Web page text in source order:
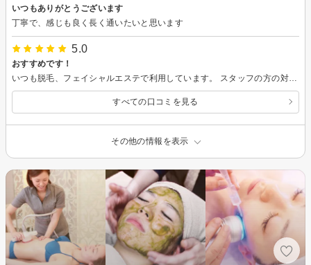
いつもありがとうございます
丁寧で、感じも良く長く通いたいと思います
5.0
おすすめです！
いつも脱毛、フェイシャルエステで利用しています。 スタッフの方の対応も良く、脱毛も効果があります。施術中の痛みもなくエステはとても気持ちいいです。
すべての口コミを見る
その他の情報を表示